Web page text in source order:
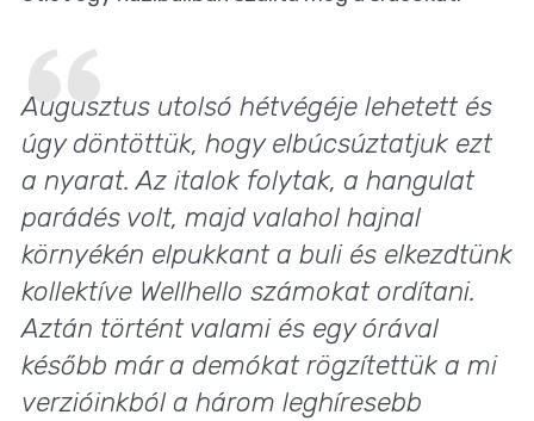
Augusztus utolsó hétvégéje lehetett és
úgy döntöttük, hogy elbúcsúztatjuk ezt
a nyarat. Az italok folytak, a hangulat
parádés volt, majd valahol hajnal
környékén elpukkant a buli és elkezdtünk
kollektíve Wellhello számokat ordítani.
Aztán történt valami és egy órával
később már a demókat rögzítettük a mi
verzióinkból a három leghíresebb